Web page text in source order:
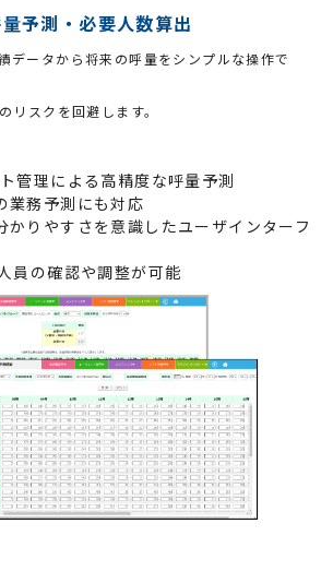
予測・必要人数算出
データから将来の呼量をシンプルな操作で
スクを回避します。
管理による高精度な呼量予測
業務予測にも対応
かりやすさを意識したユーザインターフ
員の確認や調整が可能